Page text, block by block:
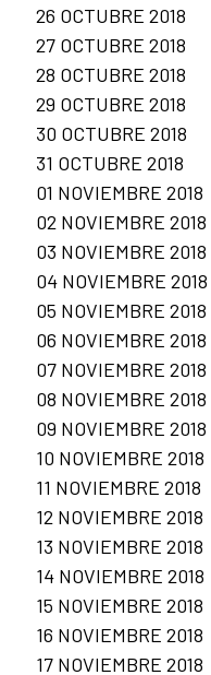
26 OCTUBRE 2018
27 OCTUBRE 2018
28 OCTUBRE 2018
29 OCTUBRE 2018
30 OCTUBRE 2018
31 OCTUBRE 2018
01 NOVIEMBRE 2018
02 NOVIEMBRE 2018
03 NOVIEMBRE 2018
04 NOVIEMBRE 2018
05 NOVIEMBRE 2018
06 NOVIEMBRE 2018
07 NOVIEMBRE 2018
08 NOVIEMBRE 2018
09 NOVIEMBRE 2018
10 NOVIEMBRE 2018
11 NOVIEMBRE 2018
12 NOVIEMBRE 2018
13 NOVIEMBRE 2018
14 NOVIEMBRE 2018
15 NOVIEMBRE 2018
16 NOVIEMBRE 2018
17 NOVIEMBRE 2018